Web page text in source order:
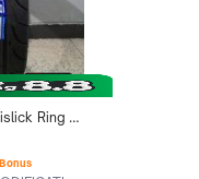
Ring 17
215 45